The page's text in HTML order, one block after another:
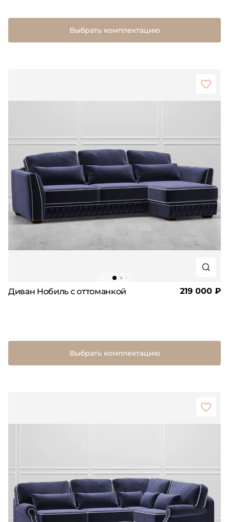
Выбрать комплектацию
Диван Нобиль с оттоманкой 219 000 ₽
Выбрать комплектацию